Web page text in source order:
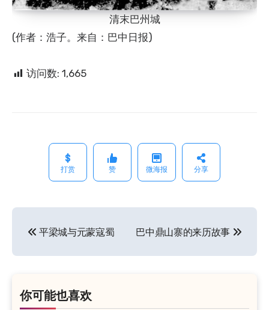
清末巴州城
(作者：浩子。来自：巴中日报)
访问数: 1,665
打赏 赞 微海报 分享
文
章
航
平梁城与元蒙寇蜀 巴中鼎山寨的来历故事
你可能也喜欢